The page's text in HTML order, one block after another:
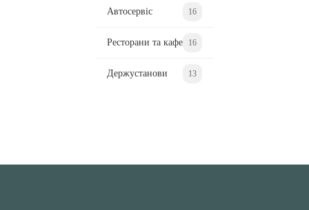
Автосервіс 16
Ресторани та кафе 16
Держустанови 13